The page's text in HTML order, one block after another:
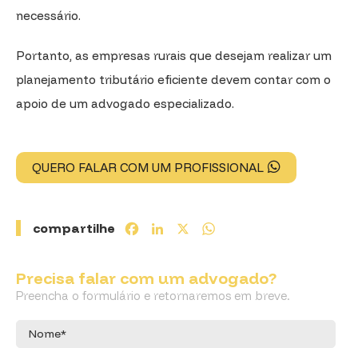
necessário.
Portanto, as empresas rurais que desejam realizar um
planejamento tributário eficiente devem contar com o
apoio de um advogado especializado.
QUERO FALAR COM UM PROFISSIONAL
compartilhe FacebookLinkedIn
Precisa falar com um advogado?
Preencha o formulário e retornaremos em breve.